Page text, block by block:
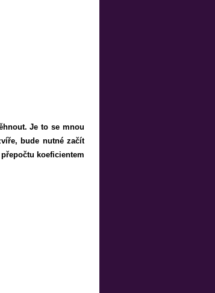
Je to se mnou
bude nutné začít
koeficientem